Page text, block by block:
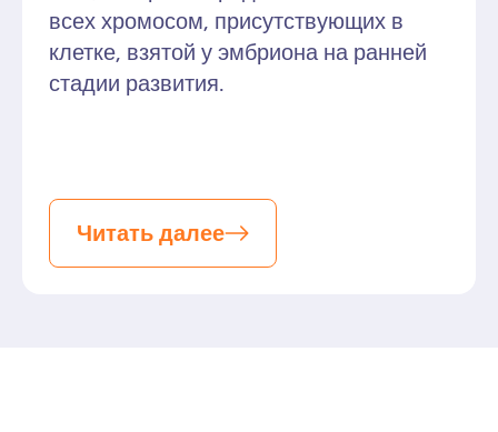
всех хромосом, присутствующих в
клетке, взятой у эмбриона на ранней
стадии развития.
Читать далее